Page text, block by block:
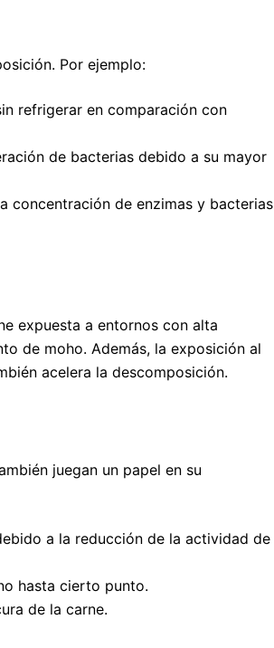
Por ejemplo:
refrigerar en comparación con
de bacterias debido a su mayor
concentración de enzimas y bacterias
expuesta a entornos con alta
de moho. Además, la exposición al
acelera la descomposición.
juegan un papel en su
a la reducción de la actividad de
hasta cierto punto.
de la carne.